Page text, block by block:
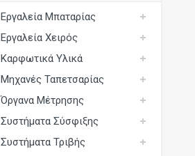
Εργαλεία Μπαταρίας
Εργαλεία Χειρός
Καρφωτικά Υλικά
Μηχανές Ταπετσαρίας
Όργανα Μέτρησης
Συστήματα Σύσφιξης
Συστήματα Τριβής